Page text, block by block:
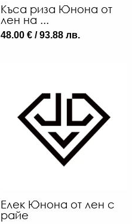
Къса риза Юнона от
лен на ...
48.00 € / 93.88 лв.
Елек Юнона от лен с
райе